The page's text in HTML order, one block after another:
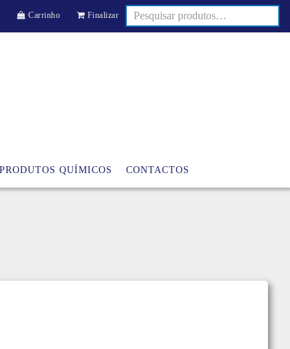
Carrinho Finalizar
PRODUTOS QUÍMICOS CONTACTOS